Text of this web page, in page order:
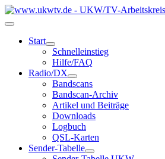
Start
Schnelleinstieg
Hilfe/FAQ
Radio/DX
Bandscans
Bandscan-Archiv
Artikel und Beiträge
Downloads
Logbuch
QSL-Karten
Sender-Tabelle